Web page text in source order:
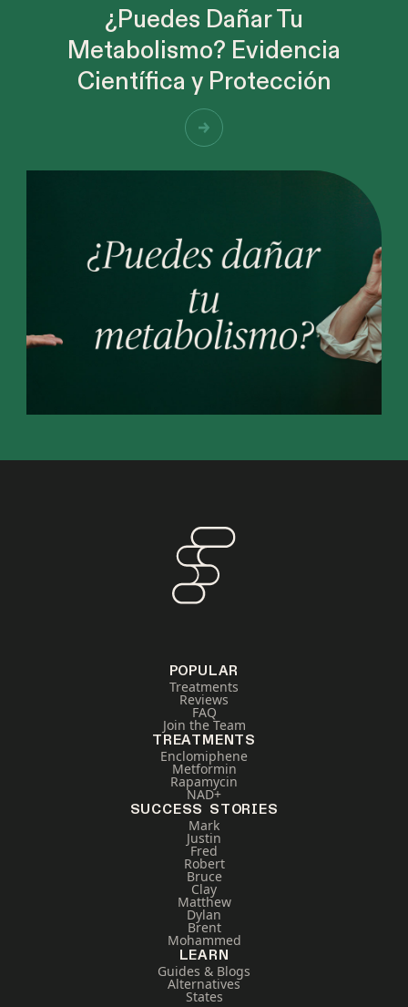
¿Puedes Dañar Tu
Metabolismo? Evidencia
Científica y Protección
POPULAR
Treatments
Reviews
FAQ
Join the Team
TREATMENTS
Enclomiphene
Metformin
Rapamycin
NAD+
SUCCESS STORIES
Mark
Justin
Fred
Robert
Bruce
Clay
Matthew
Dylan
Brent
Mohammed
LEARN
Guides & Blogs
Alternatives
States